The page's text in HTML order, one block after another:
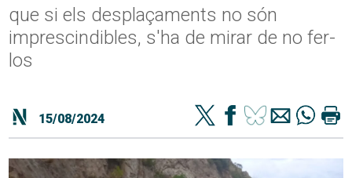
que si els desplaçaments no són
imprescindibles, s'ha de mirar de no fer-
los
15/08/2024